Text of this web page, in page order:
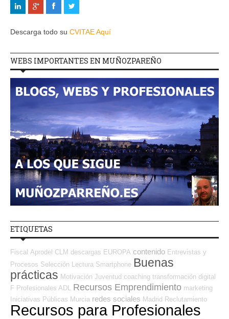
Descarga todo su CVITAE Aquí
WEBS IMPORTANTES EN MUÑOZPAREÑO
ETIQUETAS
Fiscal Aprodel CLM descargas EUROPA contenido Entrevistas y
Procesos Selección Lectura Smartphone Buenas
prácticas Motivación Juventud coaching transformación digital
F Profesionales ADL
Recursos Emprendimiento marketing
Iniciativas Públicas Murcia redes sociales Madrid Reclutamiento
Recursos para Profesionales